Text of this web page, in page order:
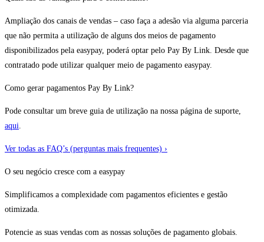
Ampliação dos canais de vendas – caso faça a adesão via alguma parceria
que não permita a utilização de alguns dos meios de pagamento
disponibilizados pela easypay, poderá optar pelo Pay By Link. Desde que
contratado pode utilizar qualquer meio de pagamento easypay.
Como gerar pagamentos Pay By Link?
Pode consultar um breve guia de utilização na nossa página de suporte,
aqui
Ver todas as FAQ’s (perguntas mais frequentes) ›
O seu negócio cresce com a easypay
Simplificamos a complexidade com pagamentos eficientes e gestão
otimizada.
Potencie as suas vendas com as nossas soluções de pagamento globais.